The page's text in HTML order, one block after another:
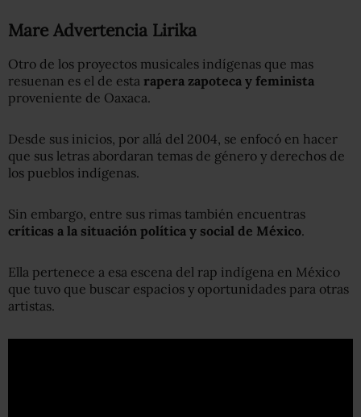
Mare Advertencia Lirika
Otro de los proyectos musicales indígenas que mas
resuenan es el de esta rapera zapoteca y feminista
proveniente de Oaxaca.
Desde sus inicios, por allá del 2004, se enfocó en hacer
que sus letras abordaran temas de género y derechos de
los pueblos indígenas.
Sin embargo, entre sus rimas también encuentras
críticas a la situación política y social de México.
Ella pertenece a esa escena del rap indígena en México
que tuvo que buscar espacios y oportunidades para otras
artistas.